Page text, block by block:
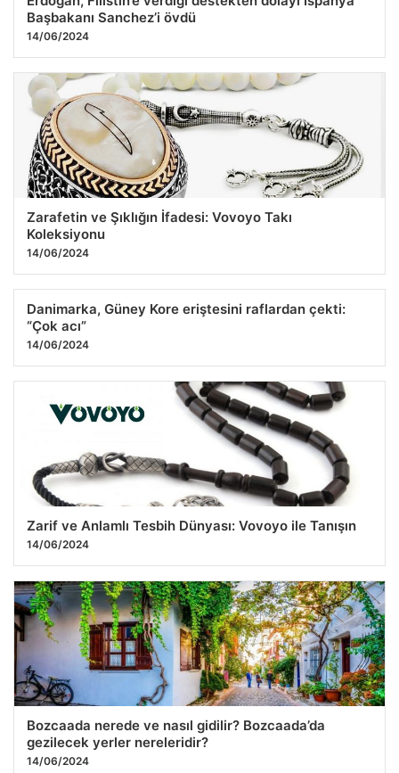
Başbakanı Sanchez’i övdü
14/06/2024
Zarafetin ve Şıklığın İfadesi: Vovoyo Takı
Koleksiyonu
14/06/2024
Danimarka, Güney Kore eriştesini raflardan çekti:
“Çok acı”
14/06/2024
Zarif ve Anlamlı Tesbih Dünyası: Vovoyo ile Tanışın
14/06/2024
Bozcaada nerede ve nasıl gidilir? Bozcaada’da
gezilecek yerler nereleridir?
14/06/2024